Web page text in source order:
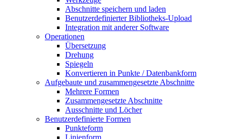
Abschnitte speichern und laden
Benutzerdefinierter Bibliotheks-Upload
Integration mit anderer Software
Operationen
Übersetzung
Drehung
Spiegeln
Konvertieren in Punkte / Datenbankform
Aufgebaute und zusammengesetzte Abschnitte
Mehrere Formen
Zusammengesetzte Abschnitte
Ausschnitte und Löcher
Benutzerdefinierte Formen
Punkteform